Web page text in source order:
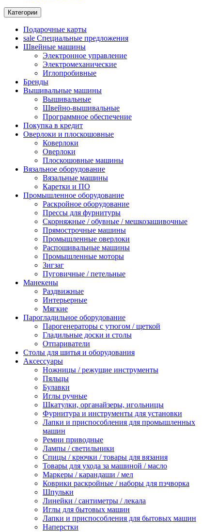
Категории
Подарочные карты
sale Специальные предложения
Швейные машины
Электронное управление
Электромеханические
Иглопробивные
Бренды
Вышивальные машины
Вышивальные
Швейно-вышивальные
Программное обеспечение
Покупка в кредит
Оверлоки и плоскошовные
Коверлоки
Оверлоки
Плоскошовные машины
Вязальное оборудование
Вязальные машины
Каретки и ПО
Промышленное оборудование
Раскройное оборудование
Прессы для фурнитуры
Скорняжные / обувные / мешкозашивочные
Прямострочные машины
Промышленные оверлоки
Распошивальные машины
Промышленные моторы
Зигзаг
Пуговичные / петельные
Манекены
Раздвижные
Интерьерные
Мягкие
Парогладильное оборудование
Парогенераторы с утюгом / щеткой
Гладильные доски и столы
Отпариватели
Столы для шитья и оборудования
Аксессуары
Ножницы / режущие инструменты
Пяльцы
Булавки
Иглы ручные
Шкатулки, органайзеры, игольницы
Фурнитура и инструменты для установки
Лапки и приспособления для промышленных
машин
Ремни приводные
Лампы / светильники
Спицы / крючки / товары для вязания
Товары для ухода за машиной / масло
Маркеры / карандаши / мел
Коврики раскройные / наборы для пэчворка
Шпульки
Линейки / сантиметры / лекала
Иглы для бытовых машин
Лапки и приспособления для бытовых машин
Наперстки